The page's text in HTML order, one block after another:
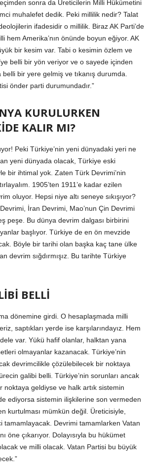
sonra da Üreticilerin Milli Hükümetini
muhalefet dedik. Peki millilik nedir? Talat
ifadesidir o millilik. Biraz AK Parti’de
hem Amerika’nın önünde boyun eğiyor. AK
bir kesim var. Tabi o kesimin özlem ve
belli bir yön veriyor ve o sayede içinden
belli bir yere gelmiş ve tıkanış durumda.
önder parti durumundadır.”
KURULURKEN
KALIR MI?
Peki Türkiye’nin yeni dünyadaki yeri ne
yeni dünyada olacak, Türkiye eski
bir ihtimal yok. Zaten Türk Devrimi’nin
1905’ten 1911’e kadar ezilen
oluyor. Hepsi niye altı seneye sıkışıyor?
İran Devrimi, Mao’nun Çin Devrimi
peşe. Bu dünya devrim dalgası birbirini
başlıyor. Türkiye de en ön mevzide
Böyle bir tarihi olan başka kaç tane ülke
devrim sığdırmışız. Bu tarihte Türkiye
BELLİ
dönemine girdi. O hesaplaşmada milli
saptıkları yerde ise karşılarındayız. Hem
var. Yükü hafif olanlar, halktan yana
olmayanlar kazanacak. Türkiye’nin
devrimcilikle çözülebilecek bir noktaya
galibi belli. Türkiye’nin sorunları ancak
noktaya geldiyse ve halk artık sistemin
ediyorsa sistemin ilişkilerine son vermeden
kurtulması mümkün değil. Üreticisiyle,
tamamlayacak. Devrimi tamamlarken Vatan
öne çıkarıyor. Dolayısıyla bu hükümet
ve milli olacak. Vatan Partisi bu büyük